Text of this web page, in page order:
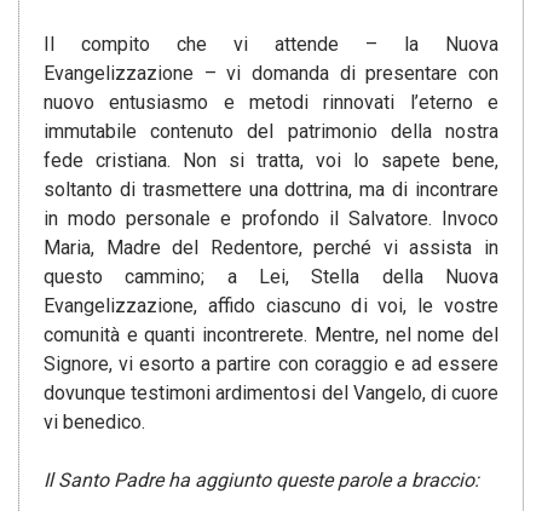
Il compito che vi attende – la Nuova
Evangelizzazione – vi domanda di presentare con
nuovo entusiasmo e metodi rinnovati l’eterno e
immutabile contenuto del patrimonio della nostra
fede cristiana. Non si tratta, voi lo sapete bene,
soltanto di trasmettere una dottrina, ma di incontrare
in modo personale e profondo il Salvatore. Invoco
Maria, Madre del Redentore, perché vi assista in
questo cammino; a Lei, Stella della Nuova
Evangelizzazione, affido ciascuno di voi, le vostre
comunità e quanti incontrerete. Mentre, nel nome del
Signore, vi esorto a partire con coraggio e ad essere
dovunque testimoni ardimentosi del Vangelo, di cuore
vi benedico.
Il Santo Padre ha aggiunto queste parole a braccio: